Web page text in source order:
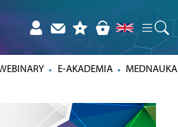
E-AKADEMIA MEDNAUKA